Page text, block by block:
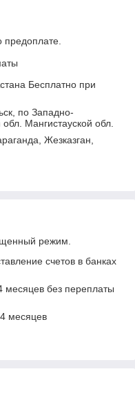
предоплате.
Бесплатно при
по Западно-
Мангистауской обл.
Жезказган,
режим.
счетов в банках
без переплаты
месяцев